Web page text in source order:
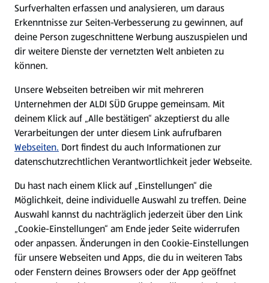
Über ALDI SÜD
Filialen
Nachhaltigkeit
Karriere
Presse
Hilfe & Kontakt
(öffnet in einem neuen Tab)
Unternehmen
Surfverhalten erfassen und analysieren, um daraus
Erkenntnisse zur Seiten-Verbesserung zu gewinnen, auf
deine Person zugeschnittene Werbung auszuspielen und
dir weitere Dienste der vernetzten Welt anbieten zu
können.
Unsere Webseiten betreiben wir mit mehreren
Unternehmen der ALDI SÜD Gruppe gemeinsam. Mit
deinem Klick auf „Alle bestätigen“ akzeptierst du alle
Verarbeitungen der unter diesem Link aufrufbaren
Webseiten. Dort findest du auch Informationen zur
datenschutzrechtlichen Verantwortlichkeit jeder Webseite.
Du hast nach einem Klick auf „Einstellungen“ die
Möglichkeit, deine individuelle Auswahl zu treffen. Deine
Auswahl kannst du nachträglich jederzeit über den Link
„Cookie-Einstellungen“ am Ende jeder Seite widerrufen
oder anpassen. Änderungen in den Cookie-Einstellungen
für unsere Webseiten und Apps, die du in weiteren Tabs
oder Fenstern deines Browsers oder der App geöffnet